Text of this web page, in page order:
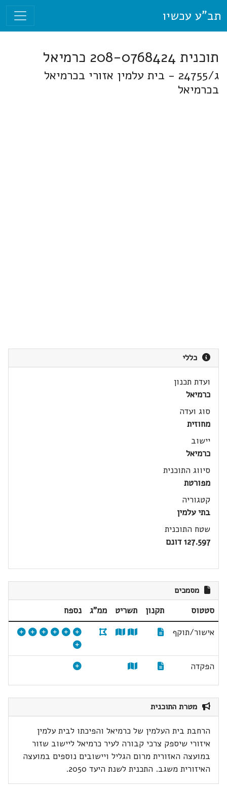
תב"ע עכשיו
תוכנית 208-0768424 כרמיאל
ג/24755 - בית עלמין אזורי בכרמיאל
בכרמיאל
כללי
ועדת תכנון
כרמיאל
סוג ועדה
מחוזית
יישוב
כרמיאל
סיווג התוכנית
מפורטת
קטגוריה
בתי עלמין
שטח התוכנית
127.597 דונם
מסמכים
סטטוס תקנון תשריט ממ"ג
נספח
אישור/תוקף
הפקדה
מטרת התוכנית
הרחבת בית העלמין של כרמיאל והפיכתו לבית עלמין
איזורי שיספק צרכי קבורה לעיר כרמיאל ליישוב שזור
במועצה האזורית מרום הגליל ויישובים נוספים במועצה
האיזורית משגב. התכנית לשנת היעד 2050.